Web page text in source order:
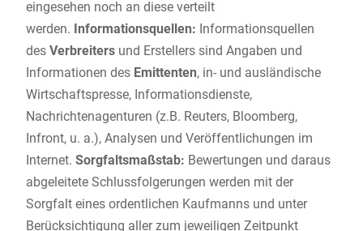
eingesehen noch an diese verteilt
werden. Informationsquellen: Informationsquellen
des Verbreitersund Erstellers sind Angaben und
Informationen des Emittenten, in- und ausländische
Wirtschaftspresse, Informationsdienste,
Nachrichtenagenturen (z.B. Reuters, Bloomberg,
Infront, u. a.), Analysen und Veröffentlichungen im
Internet. Sorgfaltsmaßstab: Bewertungen und daraus
abgeleitete Schlussfolgerungen werden mit der
Sorgfalt eines ordentlichen Kaufmanns und unter
Berücksichtigung aller zum jeweiligen Zeitpunkt